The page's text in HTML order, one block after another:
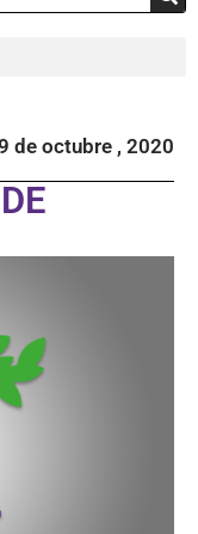
de octubre , 2020